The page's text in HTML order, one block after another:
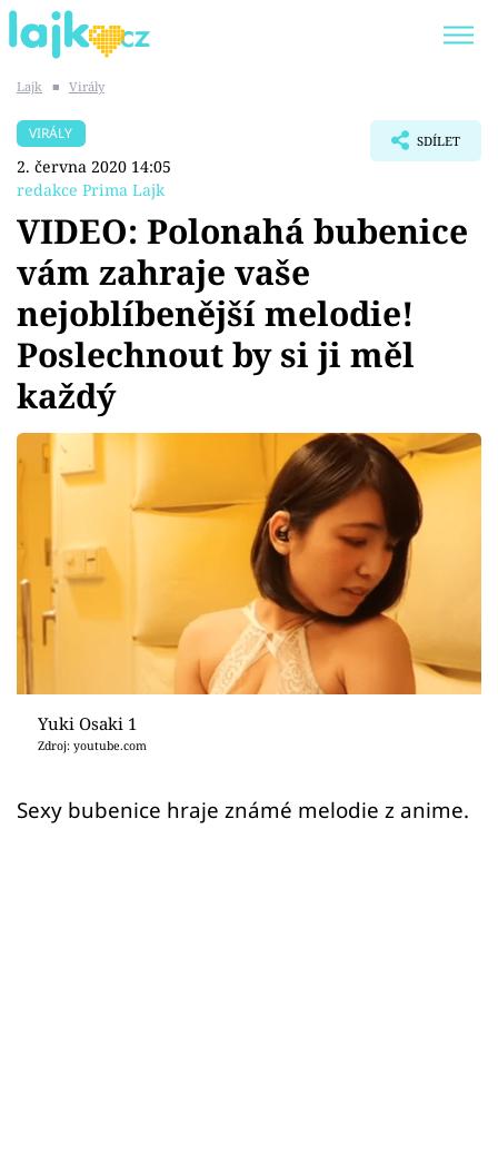
SHOPAHOLICADEL
Témata
Showbyznys
Youtubeři
Virály
Sex a vztahy
Videa
Sledujte prima+
Lajk ■ Virály
VIRÁLY
2. června 2020 14:05
redakce Prima Lajk
SDÍLET
VIDEO: Polonahá bubenice
vám zahraje vaše
nejoblíbenější melodie!
Poslechnout by si ji měl
každý
Yuki Osaki 1
Zdroj: youtube.com
Sexy bubenice hraje známé melodie z anime.